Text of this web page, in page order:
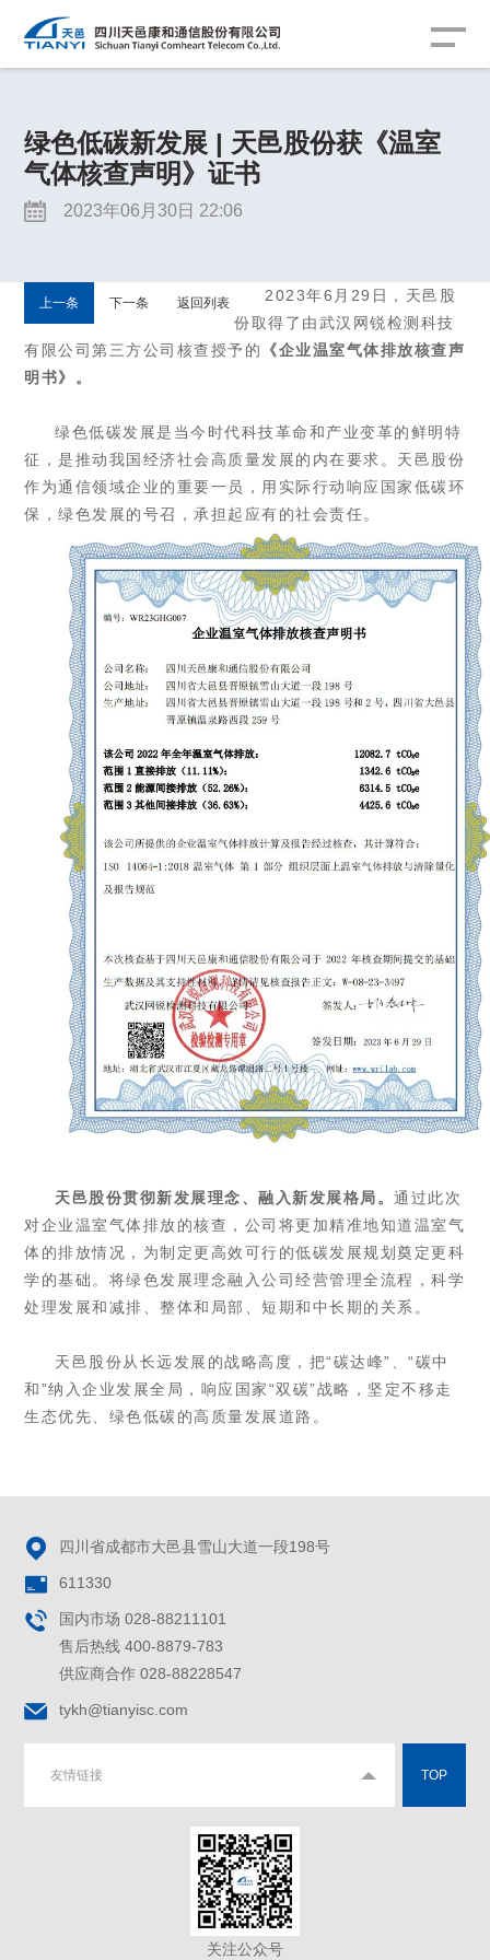
绿色低碳新发展 | 天邑股份获《温室
气体核查声明》证书
2023年06月30日 22:06
上一条 下一条 返回列表
2023年6月29日，天邑股
份取得了由武汉 网锐检测 科技
有限公司第三方公司核查授予的
《企业温室气体排放核查声
明书》 。
绿色低碳发展是当今时代科技革命和产业变革的鲜明特
征，是推动我国经济社会高质量发展的内在要求。 天邑股份
作为通信领域企业的重要一员，用实际行动响应国家低碳环
保，绿色发展的号召，承担起应有的社会责任。
天邑股份贯彻新发展理念、融入新发展格局。通过此次
对企业温室气体排放的核查，公司将更加精准地知道温室气
体的排放情况，为制定更高效可行的低碳发展规划奠定更科
学的基础。 将绿色发展理念融入公司经营管理全流程，科学
处理发展和减排、整体和局部、短期和中长期的关系 。
天邑股份从长远发展的战略高度，把“碳达峰” 、“碳中
和”纳入企业发展全局 ，响应国家“双碳”战略， 坚定不移走
生态优先、绿色低碳的高质量发展道路。
 四川省成都市大邑县雪山大道一段198号
 611330

国内市场 028-88211101
售后热线 400-8879-783
供应商合作 028-88228547
 tykh@tianyisc.com
友情链接 TOP
关注公众号